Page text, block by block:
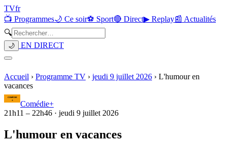
TVfr
📺 Programmes🌙 Ce soir⚽ Sport🔴 Direct▶ Replay📰 Actualités
🔍
🌙 EN DIRECT
Accueil › Programme TV › jeudi 9 juillet 2026 › L'humour en
vacances
Comédie+
21h11 – 22h46 · jeudi 9 juillet 2026
L'humour en vacances